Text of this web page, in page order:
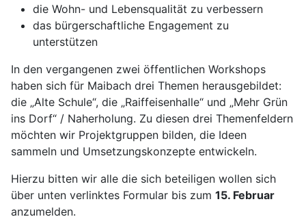
die Wohn- und Lebensqualität zu verbessern
das bürgerschaftliche Engagement zu
unterstützen
In den vergangenen zwei öffentlichen Workshops
haben sich für Maibach drei Themen herausgebildet:
die „Alte Schule“, die „Raiffeisenhalle“ und „Mehr Grün
ins Dorf“ / Naherholung. Zu diesen drei Themenfeldern
möchten wir Projektgruppen bilden, die Ideen
sammeln und Umsetzungskonzepte entwickeln.
Hierzu bitten wir alle die sich beteiligen wollen sich
über unten verlinktes Formular bis zum 15. Februar
anzumelden.